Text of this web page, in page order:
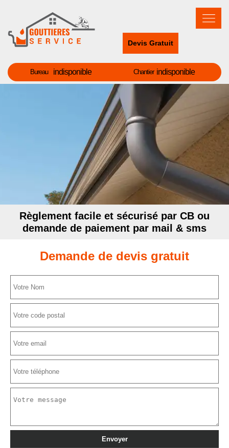
Devis Gratuit
Bureau indisponible Chantier indisponible
Règlement facile et sécurisé par CB ou
demande de paiement par mail & sms
Demande de devis gratuit